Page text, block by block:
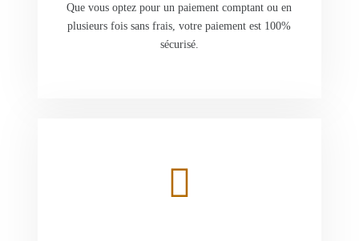
Que vous optez pour un paiement comptant ou en
plusieurs fois sans frais, votre paiement est 100%
sécurisé.